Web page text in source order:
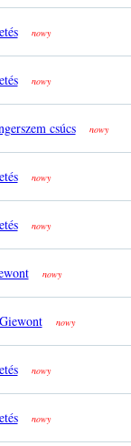
nowy
nowy
csúcs nowy
nowy
nowy
nowy
nowy
nowy
nowy